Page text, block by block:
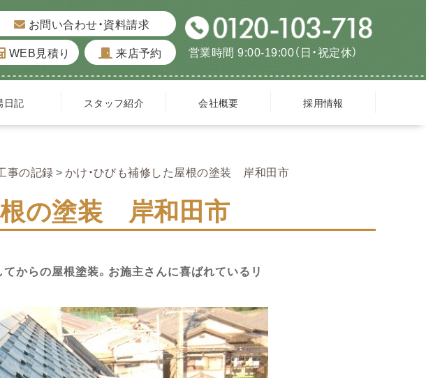
お問い合わせ・資料請求
WEB見積り
来店予約 営業時間 9:00-19:00（日・祝定休）
日記 スタッフ紹介 会社概要 採用情報
事の記録 かけ・ひびも補修した屋根の塗装 岸和田市
根の塗装 岸和田市
からの屋根塗装。お施主さんに喜ばれているリ